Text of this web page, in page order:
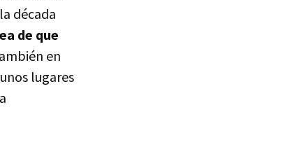
década
de que
en
lugares